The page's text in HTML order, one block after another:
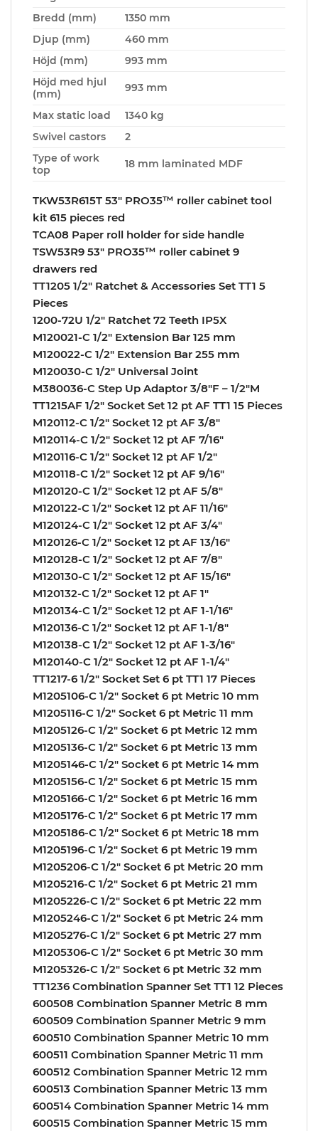
Bredd (mm)
1350 mm
Djup (mm)
460 mm
Höjd (mm)
993 mm
Höjd med hjul
(mm)
993 mm
Max static load
1340 kg
Swivel castors
2
Type of work
top
18 mm laminated MDF
TKW53R615T 53″ PRO35™ roller cabinet tool
kit 615 pieces red
TCA08 Paper roll holder for side handle
TSW53R9 53″ PRO35™ roller cabinet 9
drawers red
TT1205 1/2″ Ratchet & Accessories Set TT1 5
Pieces
1200-72U 1/2″ Ratchet 72 Teeth IP5X
M120021-C 1/2″ Extension Bar 125 mm
M120022-C 1/2″ Extension Bar 255 mm
M120030-C 1/2″ Universal Joint
M380036-C Step Up Adaptor 3/8″F – 1/2″M
TT1215AF 1/2″ Socket Set 12 pt AF TT1 15 Pieces
M120112-C 1/2″ Socket 12 pt AF 3/8″
M120114-C 1/2″ Socket 12 pt AF 7/16″
M120116-C 1/2″ Socket 12 pt AF 1/2″
M120118-C 1/2″ Socket 12 pt AF 9/16″
M120120-C 1/2″ Socket 12 pt AF 5/8″
M120122-C 1/2″ Socket 12 pt AF 11/16″
M120124-C 1/2″ Socket 12 pt AF 3/4″
M120126-C 1/2″ Socket 12 pt AF 13/16″
M120128-C 1/2″ Socket 12 pt AF 7/8″
M120130-C 1/2″ Socket 12 pt AF 15/16″
M120132-C 1/2″ Socket 12 pt AF 1″
M120134-C 1/2″ Socket 12 pt AF 1-1/16″
M120136-C 1/2″ Socket 12 pt AF 1-1/8″
M120138-C 1/2″ Socket 12 pt AF 1-3/16″
M120140-C 1/2″ Socket 12 pt AF 1-1/4″
TT1217-6 1/2″ Socket Set 6 pt TT1 17 Pieces
M1205106-C 1/2″ Socket 6 pt Metric 10 mm
M1205116-C 1/2″ Socket 6 pt Metric 11 mm
M1205126-C 1/2″ Socket 6 pt Metric 12 mm
M1205136-C 1/2″ Socket 6 pt Metric 13 mm
M1205146-C 1/2″ Socket 6 pt Metric 14 mm
M1205156-C 1/2″ Socket 6 pt Metric 15 mm
M1205166-C 1/2″ Socket 6 pt Metric 16 mm
M1205176-C 1/2″ Socket 6 pt Metric 17 mm
M1205186-C 1/2″ Socket 6 pt Metric 18 mm
M1205196-C 1/2″ Socket 6 pt Metric 19 mm
M1205206-C 1/2″ Socket 6 pt Metric 20 mm
M1205216-C 1/2″ Socket 6 pt Metric 21 mm
M1205226-C 1/2″ Socket 6 pt Metric 22 mm
M1205246-C 1/2″ Socket 6 pt Metric 24 mm
M1205276-C 1/2″ Socket 6 pt Metric 27 mm
M1205306-C 1/2″ Socket 6 pt Metric 30 mm
M1205326-C 1/2″ Socket 6 pt Metric 32 mm
TT1236 Combination Spanner Set TT1 12 Pieces
600508 Combination Spanner Metric 8 mm
600509 Combination Spanner Metric 9 mm
600510 Combination Spanner Metric 10 mm
600511 Combination Spanner Metric 11 mm
600512 Combination Spanner Metric 12 mm
600513 Combination Spanner Metric 13 mm
600514 Combination Spanner Metric 14 mm
600515 Combination Spanner Metric 15 mm